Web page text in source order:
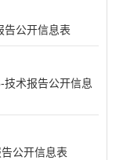
告公开信息表
术报告公开信息
公开信息表